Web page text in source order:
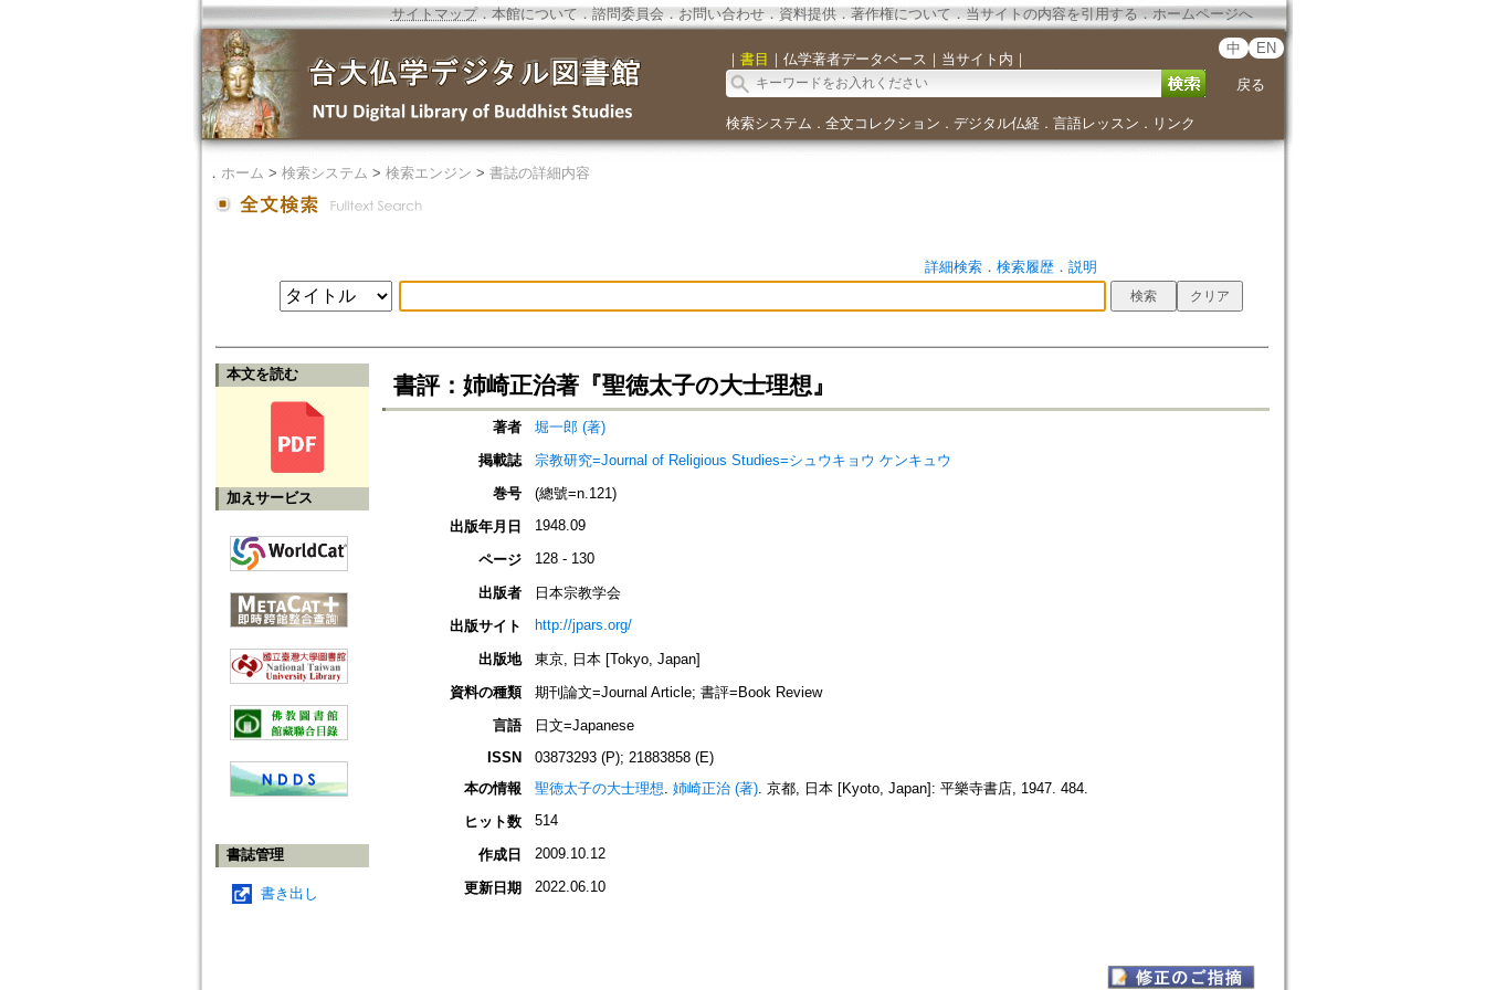
サイトマップ．本館について ． 諮問委員会． お問い合わせ． 資料提供． 著作権について．当サイトの内容を引用する ． ホームページへ
｜ 書目 ｜ 仏学著者データベース ｜ 当サイト内 ｜
中 EN
戻る
検索システム ． 全文コレクション ． デジタル仏経． 言語レッスン ． リンク
． ホーム > 検索システム > 検索エンジン > 書誌の詳細内容
詳細検索． 検索履歴． 説明
本文を読む
加えサービス
書誌管理
書き出し
書評：姉崎正治著『聖徳太子の大士理想』
著者
堀一郎 (著)
掲載誌
宗教研究=Journal of Religious Studies=シュウキョウ ケンキュウ
巻号
(總號=n.121)
出版年月日
1948.09
ページ 128 - 130
出版者
日本宗教学会
出版サイト
http://jpars.org/
出版地
東京, 日本 [Tokyo, Japan]
資料の種類
期刊論文=Journal Article; 書評=Book Review
言語
日文=Japanese
ISSN
03873293 (P); 21883858 (E)
本の情報
聖徳太子の大士理想. 姉崎正治 (著). 京都, 日本 [Kyoto, Japan]: 平樂寺書店, 1947. 484.
ヒット数
514
作成日 2009.10.12
更新日期 2022.06.10